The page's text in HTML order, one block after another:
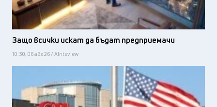
Защо всички искат да бъдат предприемачи
10:30, 06 авг 26 / AInteview